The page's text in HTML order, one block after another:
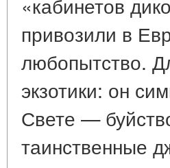
привозили в
любопытство.
экзотики: он
Свете —
таинственные